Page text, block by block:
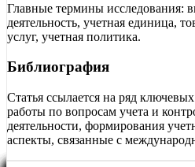
Главные термины исследования:
деятельность, учетная единица,
услуг, учетная политика.
Библиография
Статья ссылается на ряд
работы по вопросам учета и
деятельности, формирования
аспекты, связанные с